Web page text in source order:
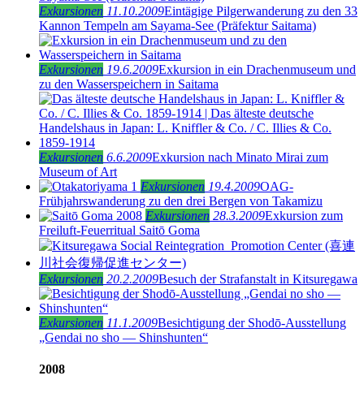
Exkursionen 11.10.2009Eintägige Pilgerwanderung zu den 33
Kannon Tempeln am Sayama-See (Präfektur Saitama)
Exkursionen 19.6.2009Exkursion in ein Drachenmuseum und
zu den Wasserspeichern in Saitama
Exkursionen 6.6.2009Exkursion nach Minato Mirai zum
Museum of Art
Exkursionen 19.4.2009OAG-
Frühjahrswanderung zu den drei Bergen von Takamizu
Exkursionen 28.3.2009Exkursion zum
Freiluft-Feuerritual Saitō Goma
Exkursionen 20.2.2009Besuch der Strafanstalt in Kitsuregawa
Exkursionen 11.1.2009Besichtigung der Shodō-Ausstellung
„Gendai no sho — Shinshunten“
2008